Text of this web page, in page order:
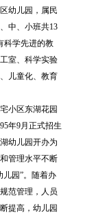
幼儿园，属民
中、小班共13
科学先进的教
室、科学实验
儿童化、教育
小区东湖花园
年9月正式招生
幼儿园开办为
管理水平不断
儿园”。随着办
范管理，人员
提高，幼儿园